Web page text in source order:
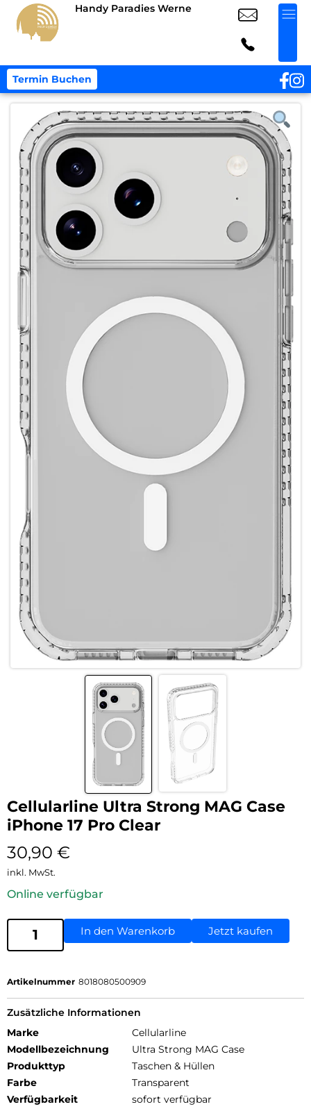
Handy Paradies Werne
Termin Buchen
Cellularline Ultra Strong MAG Case
iPhone 17 Pro Clear
30,90 €
inkl. MwSt.
Online verfügbar
In den Warenkorb Jetzt kaufen
Artikelnummer 8018080500909
Zusätzliche Informationen
Marke
Cellularline
Modellbezeichnung
Ultra Strong MAG Case
Produkttyp
Taschen & Hüllen
Farbe
Transparent
Verfügbarkeit
sofort verfügbar